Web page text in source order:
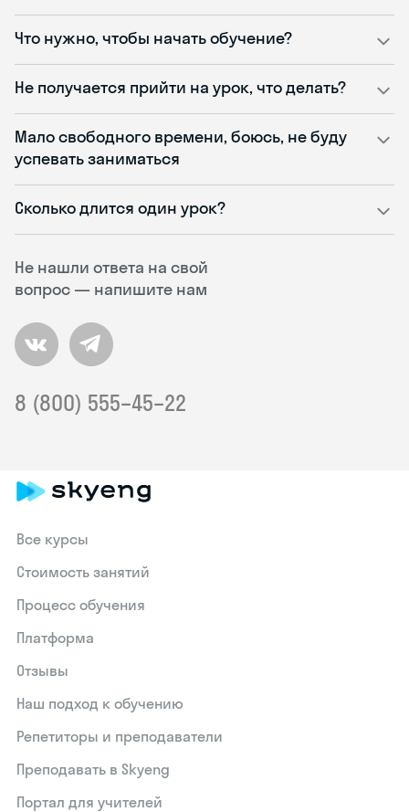
Не нашли ответа на свой
вопрос — напишите нам
8 (800) 555–45–22
Что нужно, чтобы начать обучение?
Не получается прийти на урок, что делать?
Мало свободного времени, боюсь, не буду
успевать заниматься
Сколько длится один урок?
Все курсы
Стоимость занятий
Процесс обучения
Платформа
Отзывы
Наш подход к обучению
Репетиторы и преподаватели
Преподавать в Skyeng
Портал для учителей